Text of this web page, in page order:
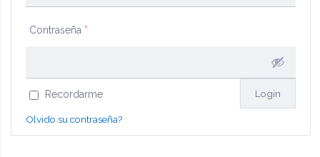
Contraseña *
Recordarme
Olvido su contraseña?